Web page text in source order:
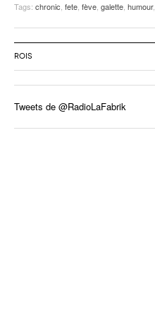
Tags: chronic, fete, fève, galette, humour,
ROIS
Tweets de @RadioLaFabrik